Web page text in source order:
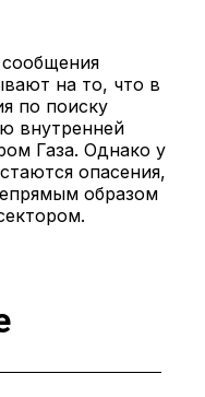
на то, что в
по поиску
внутренней
Газа. Однако у
опасения,
образом